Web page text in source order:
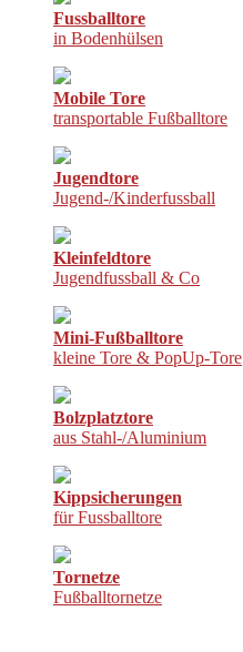
Fussballtore
in Bodenhülsen
Mobile Tore
transportable Fußballtore
Jugendtore
Jugend-/Kinderfussball
Kleinfeldtore
Jugendfussball & Co
Mini-Fußballtore
kleine Tore & PopUp-Tore
Bolzplatztore
aus Stahl-/Aluminium
Kippsicherungen
für Fussballtore
Tornetze
Fußballtornetze